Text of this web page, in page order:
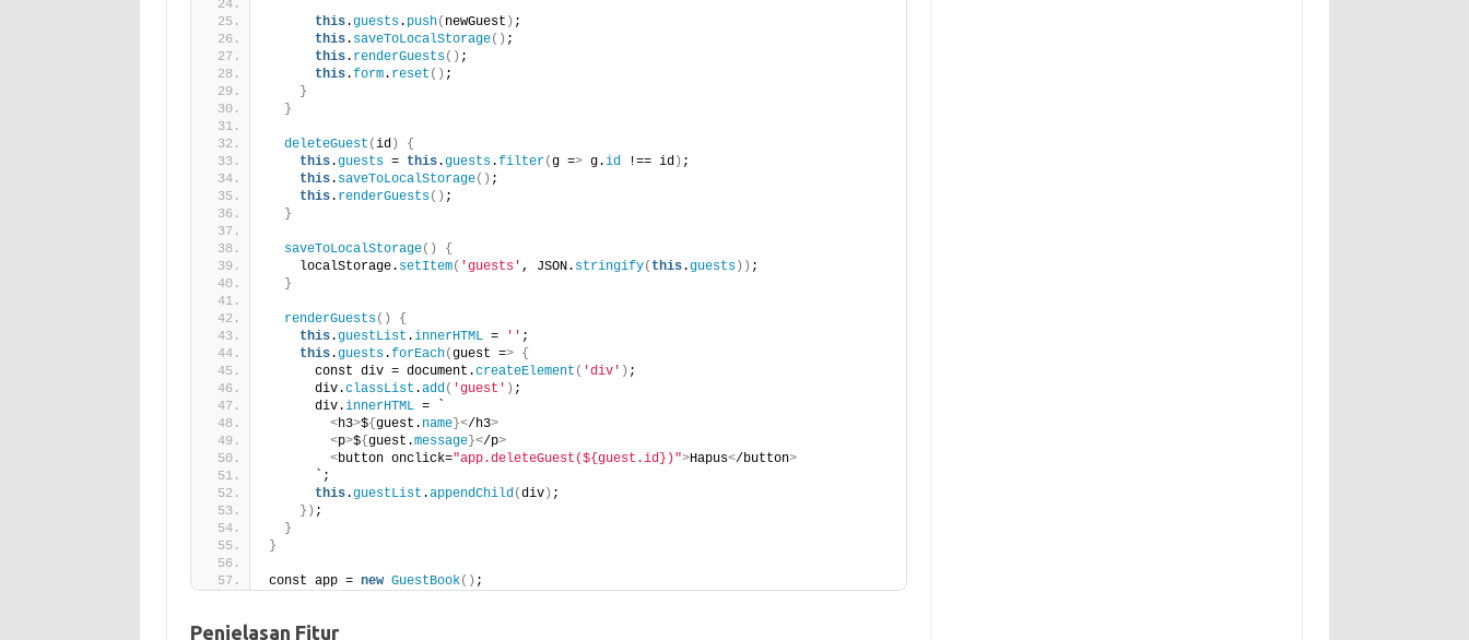
this.guests. push( newGuest ) ;
this. saveToLocalStorage() ;
this. renderGuests() ;
this.form. reset () ;
}
}
deleteGuest (id)
{
this.guests = this.guests.filter(g => g.id !== id) ;
this. saveToLocalStorage() ;
this. renderGuests() ;
}
saveToLocalStorage()
{
    localStorage.
setItem( 'guests' , JSON. stringify( this.guests)) ;
}
renderGuests()
{
this.guestList .innerHTML = '' ;
this.guests.forEach(guest => {
      const div = document.
createElement ( 'div' ) ;
      div.
classList .add( 'guest' ) ;
      div.
innerHTML = `
<h3>${ guest. name}</h3>
<p>${ guest.message}</p>
<button onclick="app.deleteGuest(${guest.id})">Hapus</button>
      `;
this.guestList .appendChild(div) ;
}) ;
}
}
const app = new GuestBook() ;
Penjelasan Fitur